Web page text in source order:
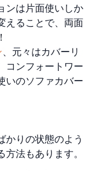
ンは片面使いしか
えることで、両面
、元々はカバーリ
コンフォートワー
いのソファカバー
かりの状態のよう
法もあります。